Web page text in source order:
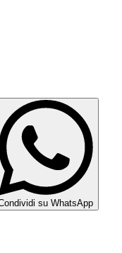
su WhatsApp